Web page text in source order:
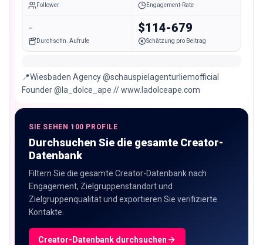
Follower Engagement-Rate
-
Durchschn. Aufrufe
$114-679
Schätzung pro Beitrag
📍Wiesbaden Agency @schauspielagenturliemofficial
Founder @la_dolce_ape // www.ladolceape.com
SIE SEHEN 100 PROFILE
Durchsuchen Sie die gesamte Creator-
Datenbank
Filtern Sie die gesamte Creator-Datenbank nach
Engagement, Zielgruppenstandort und
Zielgruppenqualität und exportieren Sie verifizierte
Kontakte.
Creator-Datenbank durchsuchen